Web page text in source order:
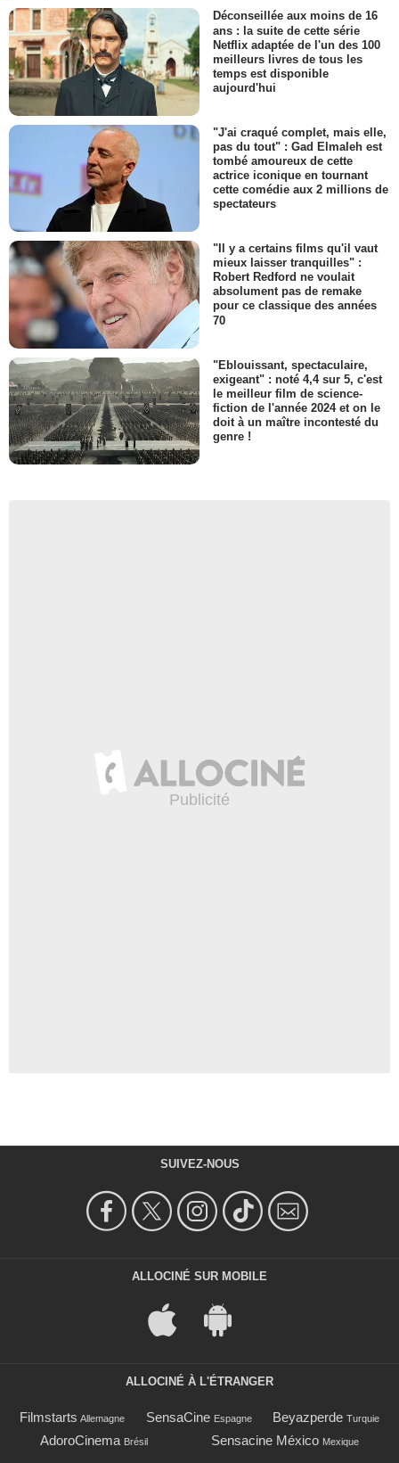
Déconseillée aux moins de 16
ans : la suite de cette série
Netflix adaptée de l'un des 100
meilleurs livres de tous les
temps est disponible
aujourd'hui
"J'ai craqué complet, mais elle,
pas du tout" : Gad Elmaleh est
tombé amoureux de cette
actrice iconique en tournant
cette comédie aux 2 millions de
spectateurs
"Il y a certains films qu'il vaut
mieux laisser tranquilles" :
Robert Redford ne voulait
absolument pas de remake
pour ce classique des années
70
"Eblouissant, spectaculaire,
exigeant" : noté 4,4 sur 5, c'est
le meilleur film de science-
fiction de l'année 2024 et on le
doit à un maître incontesté du
genre !
SUIVEZ-NOUS
ALLOCINÉ SUR MOBILE
ALLOCINÉ À L'ÉTRANGER
Filmstarts Allemagne SensaCine Espagne Beyazperde Turquie
AdoroCinema Brésil Sensacine México Mexique